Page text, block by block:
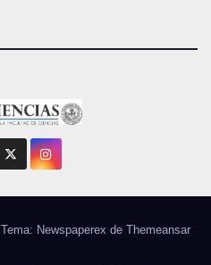
Tema: Newspaperex de Themeansar